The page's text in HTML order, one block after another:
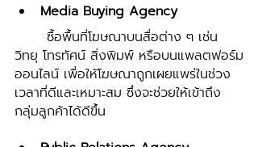
Media Buying Agency
วิทยุ โทรทัศน์ สิ่งพิมพ์ หรือบนแพลตฟอร์ม
ออนไลน์ เพื่อให้โฆษณาถูกเผยแพร่ในช่วง
เวลาที่ดีและเหมาะสม ซึ่งจะช่วยให้เข้าถึง
กลุ่มลูกค้าได้ดีขึ้น